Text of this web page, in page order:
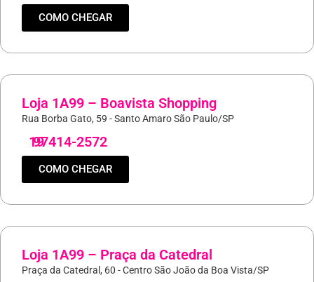
COMO CHEGAR
Loja 1A99 – Boavista Shopping
Rua Borba Gato, 59 - Santo Amaro São Paulo/SP
19
97414-2572
COMO CHEGAR
Loja 1A99 – Praça da Catedral
Praça da Catedral, 60 - Centro São João da Boa Vista/SP